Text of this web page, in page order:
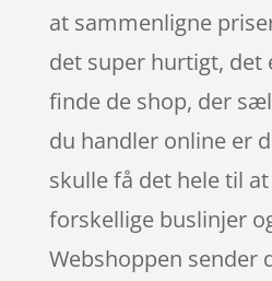
at sammenligne
det super hurtigt, det
finde de shop, der
du handler online er
skulle få det hele til
forskellige buslinjer
Webshoppen sender